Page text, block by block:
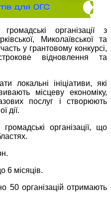
організації з
Миколаївської та
у грантовому конкурсі,
відновлення та
локальні ініціативи, які
місцеву економіку,
послуг і створюють
дії.
громадські організації, що
6 місяців.
50 організацій отримають